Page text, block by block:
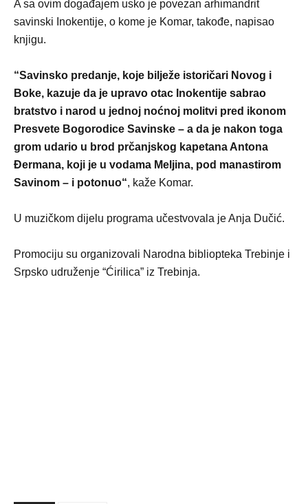
A sa ovim događajem usko je povezan arhimandrit
savinski Inokentije, o kome je Komar, takođe, napisao
knjigu.
“Savinsko predanje, koje bilježe istoričari Novog i
Boke, kazuje da je upravo otac Inokentije sabrao
bratstvo i narod u jednoj noćnoj molitvi pred ikonom
Presvete Bogorodice Savinske – a da je nakon toga
grom udario u brod prčanjskog kapetana Antona
Đermana, koji je u vodama Meljina, pod manastirom
Savinom – i potonuo“, kaže Komar.
U muzičkom dijelu programa učestvovala je Anja Dučić.
Promociju su organizovali Narodna bibliopteka Trebinje i
Srpsko udruženje “Ćirilica” iz Trebinja.